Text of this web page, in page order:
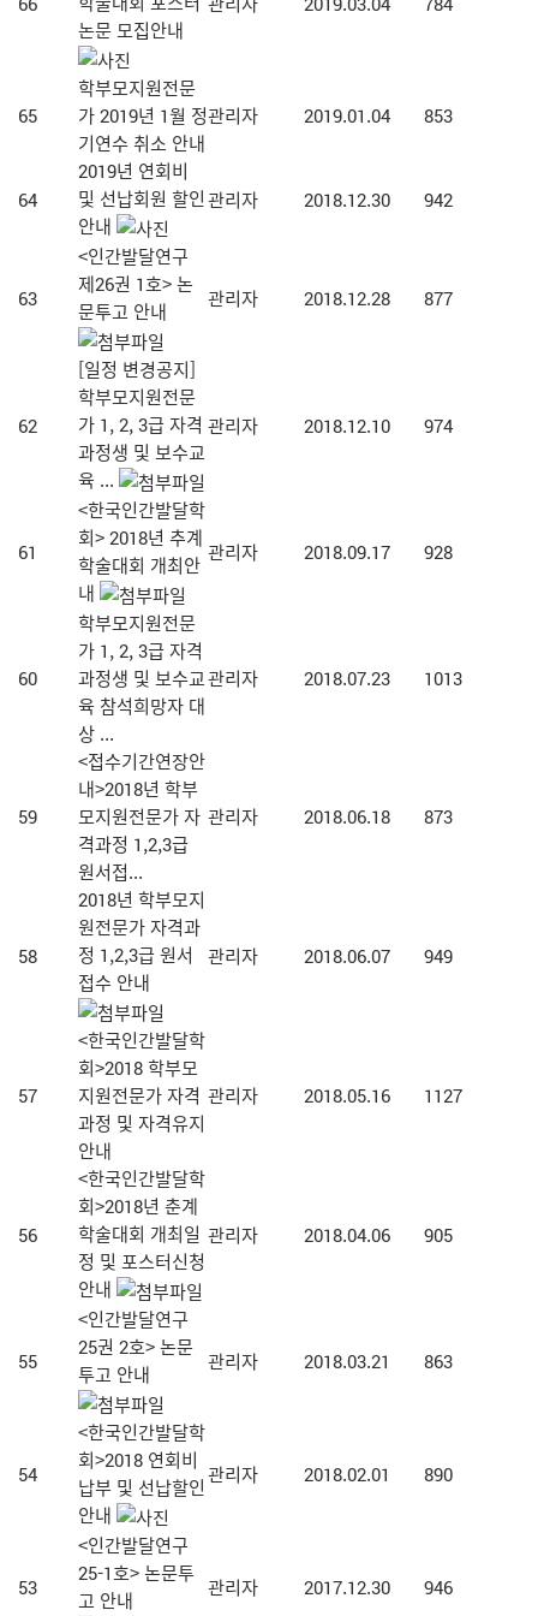
논문 모집안내
65
학부모지원전문
가 2019년 1월 정
기연수 취소 안내
관리자 2019.01.04 853
64
2019년 연회비
및 선납회원 할인
안내
관리자 2018.12.30 942
63
<인간발달연구
제26권 1호> 논
문투고 안내
관리자 2018.12.28 877
62
[일정 변경공지]
학부모지원전문
가 1, 2, 3급 자격
과정생 및 보수교
육 ...
관리자 2018.12.10 974
61
<한국인간발달학
회> 2018년 추계
학술대회 개최안
내
관리자 2018.09.17 928
60
학부모지원전문
가 1, 2, 3급 자격
과정생 및 보수교
육 참석희망자 대
상 ...
관리자 2018.07.23 1013
59
<접수기간연장안
내>2018년 학부
모지원전문가 자
격과정 1,2,3급
원서접...
관리자 2018.06.18 873
58
2018년 학부모지
원전문가 자격과
정 1,2,3급 원서
접수 안내
관리자 2018.06.07 949
57
<한국인간발달학
회>2018 학부모
지원전문가 자격
과정 및 자격유지
안내
관리자 2018.05.16 1127
56
<한국인간발달학
회>2018년 춘계
학술대회 개최일
정 및 포스터신청
안내
관리자 2018.04.06 905
55
<인간발달연구
25권 2호> 논문
투고 안내
관리자 2018.03.21 863
54
<한국인간발달학
회>2018 연회비
납부 및 선납할인
안내
관리자 2018.02.01 890
53
<인간발달연구
25-1호> 논문투
고 안내
관리자 2017.12.30 946